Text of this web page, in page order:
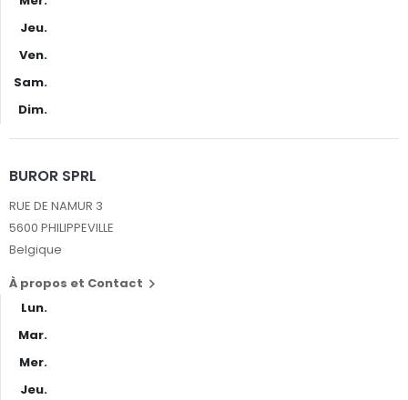
Jeu.
Ven.
Sam.
Dim.
BUROR SPRL
RUE DE NAMUR 3
5600 PHILIPPEVILLE
Belgique
À propos et Contact 
Lun.
Mar.
Mer.
Jeu.